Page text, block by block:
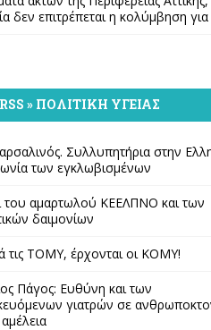
δεν επιτρέπεται η κολύμβηση για
RSS » ΠΟΛΙΤΙΚΉ ΥΓΕΊΑΣ
Συλλυπητήρια στην
των εγκλωβισμένων
του αμαρτωλού ΚΕΕΛΠΝΟ και των
δαιμονίων
τις ΤΟΜΥ, έρχονται οι ΚΟΜΥ!
Πάγος: Ευθύνη και των
γιατρών σε